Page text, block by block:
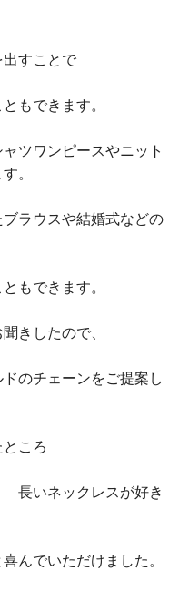
すことで
もできます。
ツワンピースやニット
。
ラウスや結婚式などの
もできます。
きしたので、
のチェーンをご提案し
ころ
長いネックレスが好き
んでいただけました。